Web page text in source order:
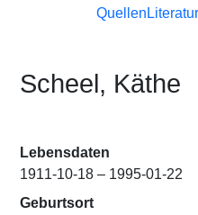
Quellen Literatur
Scheel, Käthe
Lebensdaten
1911-10-18 – 1995-01-22
Geburtsort